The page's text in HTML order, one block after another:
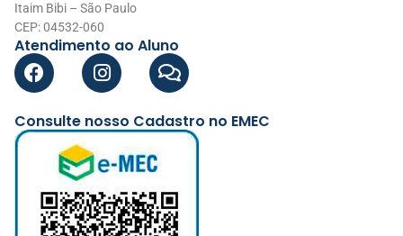
Itaim Bibi – São Paulo
CEP: 04532-060
Atendimento ao Aluno
Consulte nosso Cadastro no EMEC